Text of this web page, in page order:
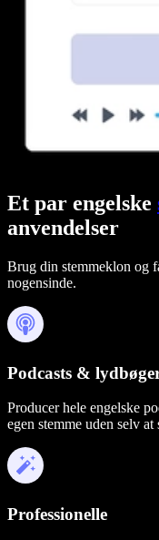
Et par engelske
anvendelser
Brug din stemmeklon og
nogensinde.
Podcasts &
Producer hele engelske
egen stemme uden selv
Professionelle